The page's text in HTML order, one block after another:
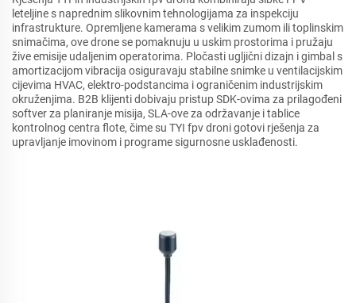
leteljine s naprednim slikovnim tehnologijama za inspekciju
infrastrukture. Opremljene kamerama s velikim zumom ili toplinskim
snimačima, ove drone se pomaknuju u uskim prostorima i pružaju
žive emisije udaljenim operatorima. Pločasti ugljični dizajn i gimbal s
amortizacijom vibracija osiguravaju stabilne snimke u ventilacijskim
cijevima HVAC, elektro-podstancima i ograničenim industrijskim
okruženjima. B2B klijenti dobivaju pristup SDK-ovima za prilagođeni
softver za planiranje misija, SLA-ove za održavanje i tablice
kontrolnog centra flote, čime su TYI fpv droni gotovi rješenja za
upravljanje imovinom i programe sigurnosne usklađenosti.